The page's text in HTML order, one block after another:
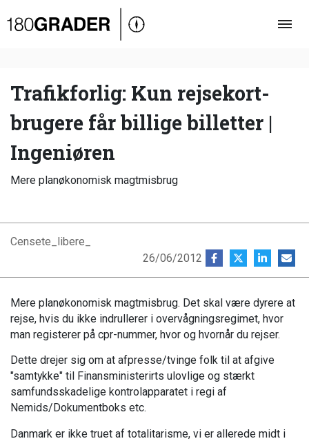
Oversigt
Debat
Video
Podcast
Trafikforlig: Kun rejsekort-
brugere får billige billetter |
Ingeniøren
Mere planøkonomisk magtmisbrug
Censete_libere_
26/06/2012
Mere planøkonomisk magtmisbrug. Det skal være dyrere at
rejse, hvis du ikke indrullerer i overvågningsregimet, hvor
man registerer på cpr-nummer, hvor og hvornår du rejser.
Dette drejer sig om at afpresse/tvinge folk til at afgive
"samtykke" til Finansministerirts ulovlige og stærkt
samfundsskadelige kontrolapparatet i regi af
Nemids/Dokumentboks etc.
Danmark er ikke truet af totalitarisme, vi er allerede midt i